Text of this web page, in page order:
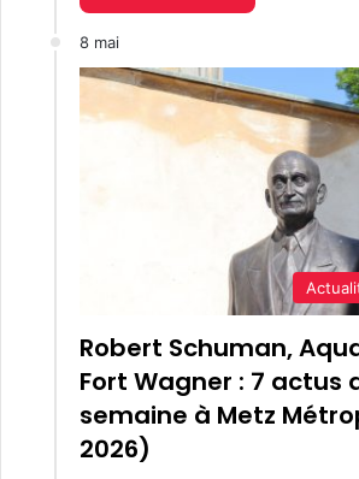
8 mai
Robert Schuman,
Fort Wagner : 7 actus
semaine à Metz
2026)